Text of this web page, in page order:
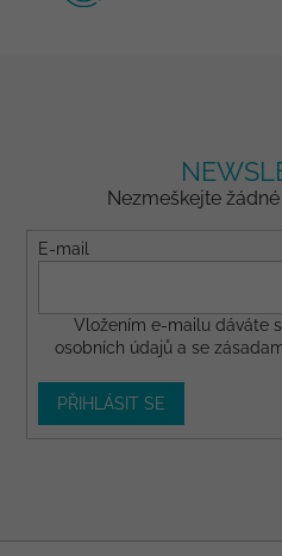
Nezmeškejte
E-mail
Vložením e-mailu dáváte
osobních údajů a se
PŘIHLÁSIT SE